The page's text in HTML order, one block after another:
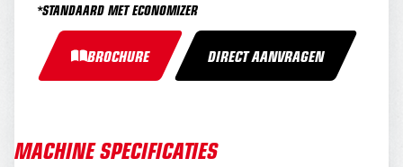
*STANDAARD MET ECONOMIZER
BROCHURE DIRECT AANVRAGEN
MACHINE SPECIFICATIES